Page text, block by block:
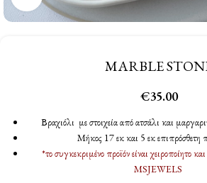
MARBLE
€35.00
Βραχιόλι με στοιχεία από ατσάλι και
Μήκος 17 εκ και 5 εκ επιπρόσθετη
*το συγκεκριμένο προϊόν είναι χειροποίητο
MSJEWELS